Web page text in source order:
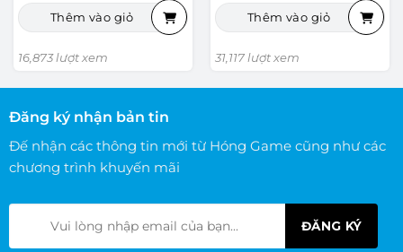
Thêm vào giỏ
16,873 lượt xem
Thêm vào giỏ
31,117 lượt xem
Đăng ký nhận bản tin
Đế nhận các thông tin mới từ Hóng Game cũng như các
chương trình khuyến mãi